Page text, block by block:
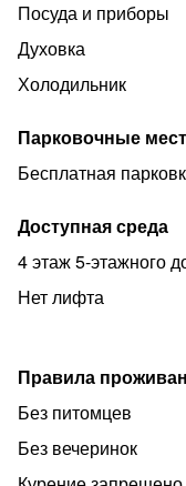
запрещено.
Соблюдать строго
Ждём Вас в гости !🤗
Надеемся на
Для Вас
Посуда и приборы
Духовка
Холодильник
Парковочные
Бесплатная
Доступная среда
4 этаж 5-этажного
Нет лифта
Правила
Без питомцев
Без вечеринок